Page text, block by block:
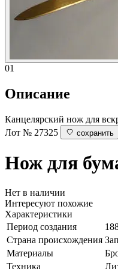
01
Описание
Канцелярский нож для
Лот № 27325
сохранить
Нож для
Нет в наличии
Интересуют похожие
Характеристики
Период создания
Страна происхождения
Материалы
Техника